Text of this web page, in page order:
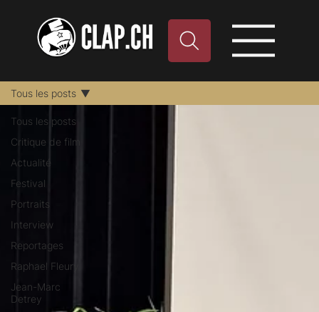
Tous les posts
Critique de film
Actualité
Festival
Portraits
Interview
Reportages
Raphael Fleury
Jean-Marc
Detrey
Tous les posts